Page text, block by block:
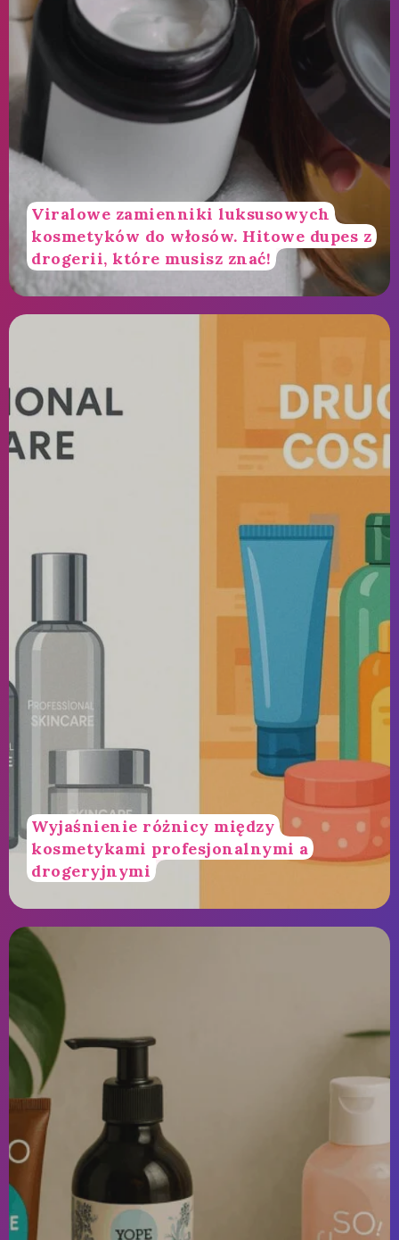
Viralowe zamienniki luksusowych
kosmetyków do włosów. Hitowe dupes z
drogerii, które musisz znać!
Wyjaśnienie różnicy między
kosmetykami profesjonalnymi a
drogeryjnymi